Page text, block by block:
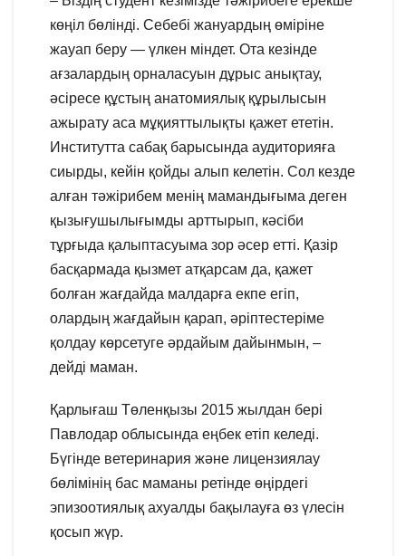
көңіл бөлінді. Себебі жануардың өміріне
жауап беру — үлкен міндет. Ота кезінде
ағзалардың орналасуын дұрыс анықтау,
әсіресе құстың анатомиялық құрылысын
ажырату аса мұқияттылықты қажет ететін.
Институтта сабақ барысында аудиторияға
сиырды, кейін қойды алып келетін. Сол кезде
алған тәжірибем менің мамандығыма деген
қызығушылығымды арттырып, кәсіби
тұрғыда қалыптасуыма зор әсер етті. Қазір
басқармада қызмет атқарсам да, қажет
болған жағдайда малдарға екпе егіп,
олардың жағдайын қарап, әріптестеріме
қолдау көрсетуге әрдайым дайынмын, –
дейді маман.
Қарлығаш Төленқызы 2015 жылдан бері
Павлодар облысында еңбек етіп келеді.
Бүгінде ветеринария және лицензиялау
бөлімінің бас маманы ретінде өңірдегі
эпизоотиялық ахуалды бақылауға өз үлесін
қосып жүр.